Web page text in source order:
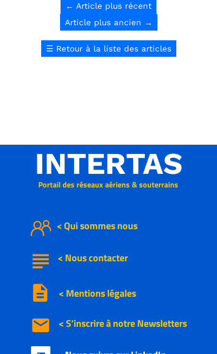
description
subject
email
INTERTAS
<Nouscontacter
< Qui sommes nous
< S’inscrire à notreNewsletters
< Mentions légales
Portail des réseaux aériens & souterrains
← Article plus récent
Article plus ancien →
☰ Retour à la liste des articles